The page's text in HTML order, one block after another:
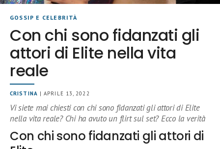
GOSSIP E CELEBRITÀ
Con chi sono fidanzati gli
attori di Elite nella vita
reale
CRISTINA | APRILE 13, 2022
Vi siete mai chiesti con chi sono fidanzati gli attori di Elite
nella vita reale? Chi ha avuto un flirt sul set? Ecco la verità
Con chi sono fidanzati gli attori di